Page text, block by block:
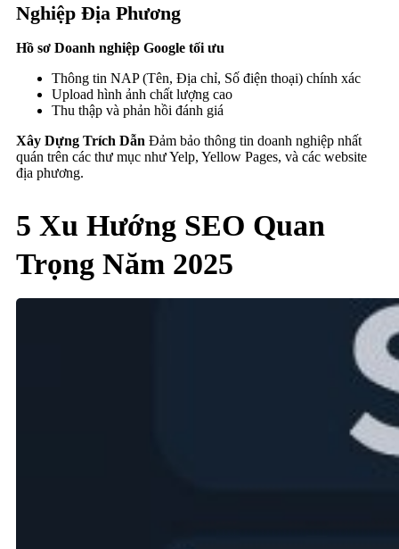
Nghiệp Địa Phương
Hồ sơ Doanh nghiệp Google tối ưu
Thông tin NAP (Tên, Địa chỉ, Số điện thoại) chính xác
Upload hình ảnh chất lượng cao
Thu thập và phản hồi đánh giá
Xây Dựng Trích Dẫn Đảm bảo thông tin doanh nghiệp nhất
quán trên các thư mục như Yelp, Yellow Pages, và các website
địa phương.
5 Xu Hướng SEO Quan
Trọng Năm 2025